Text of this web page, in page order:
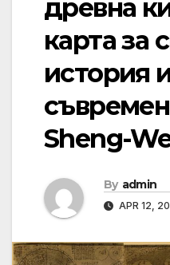
древна
карта за
история
Sheng-
By admin
APR 12,